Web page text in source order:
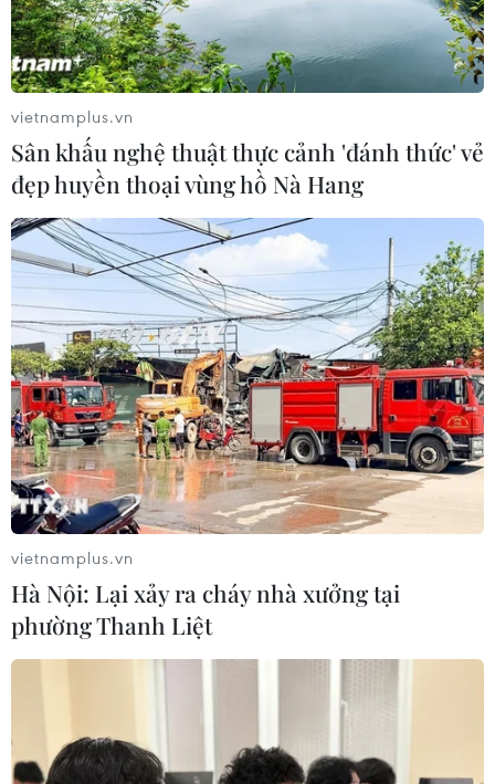
Cập nhật dự phòng bệnh do phế cầu
khuẩn với chuyên gia quốc tế
31/12/2020 02:27
Phế cầu khuẩn là loại vi khuẩn thường trú trong hầu
họng người lớn và trẻ em. Loại vi khuẩn này gây ra 4
loại bệnh nguy hiểm, bao gồm: Viêm màng não, nhiễm
trùng huyết, viêm tai giữa cấp.
vietnamplus.vn
Sân khấu nghệ thuật thực cảnh 'đánh thức' vẻ
đẹp huyền thoại vùng hồ Nà Hang
vietnamplus.vn
Hà Nội: Lại xảy ra cháy nhà xưởng tại
phường Thanh Liệt